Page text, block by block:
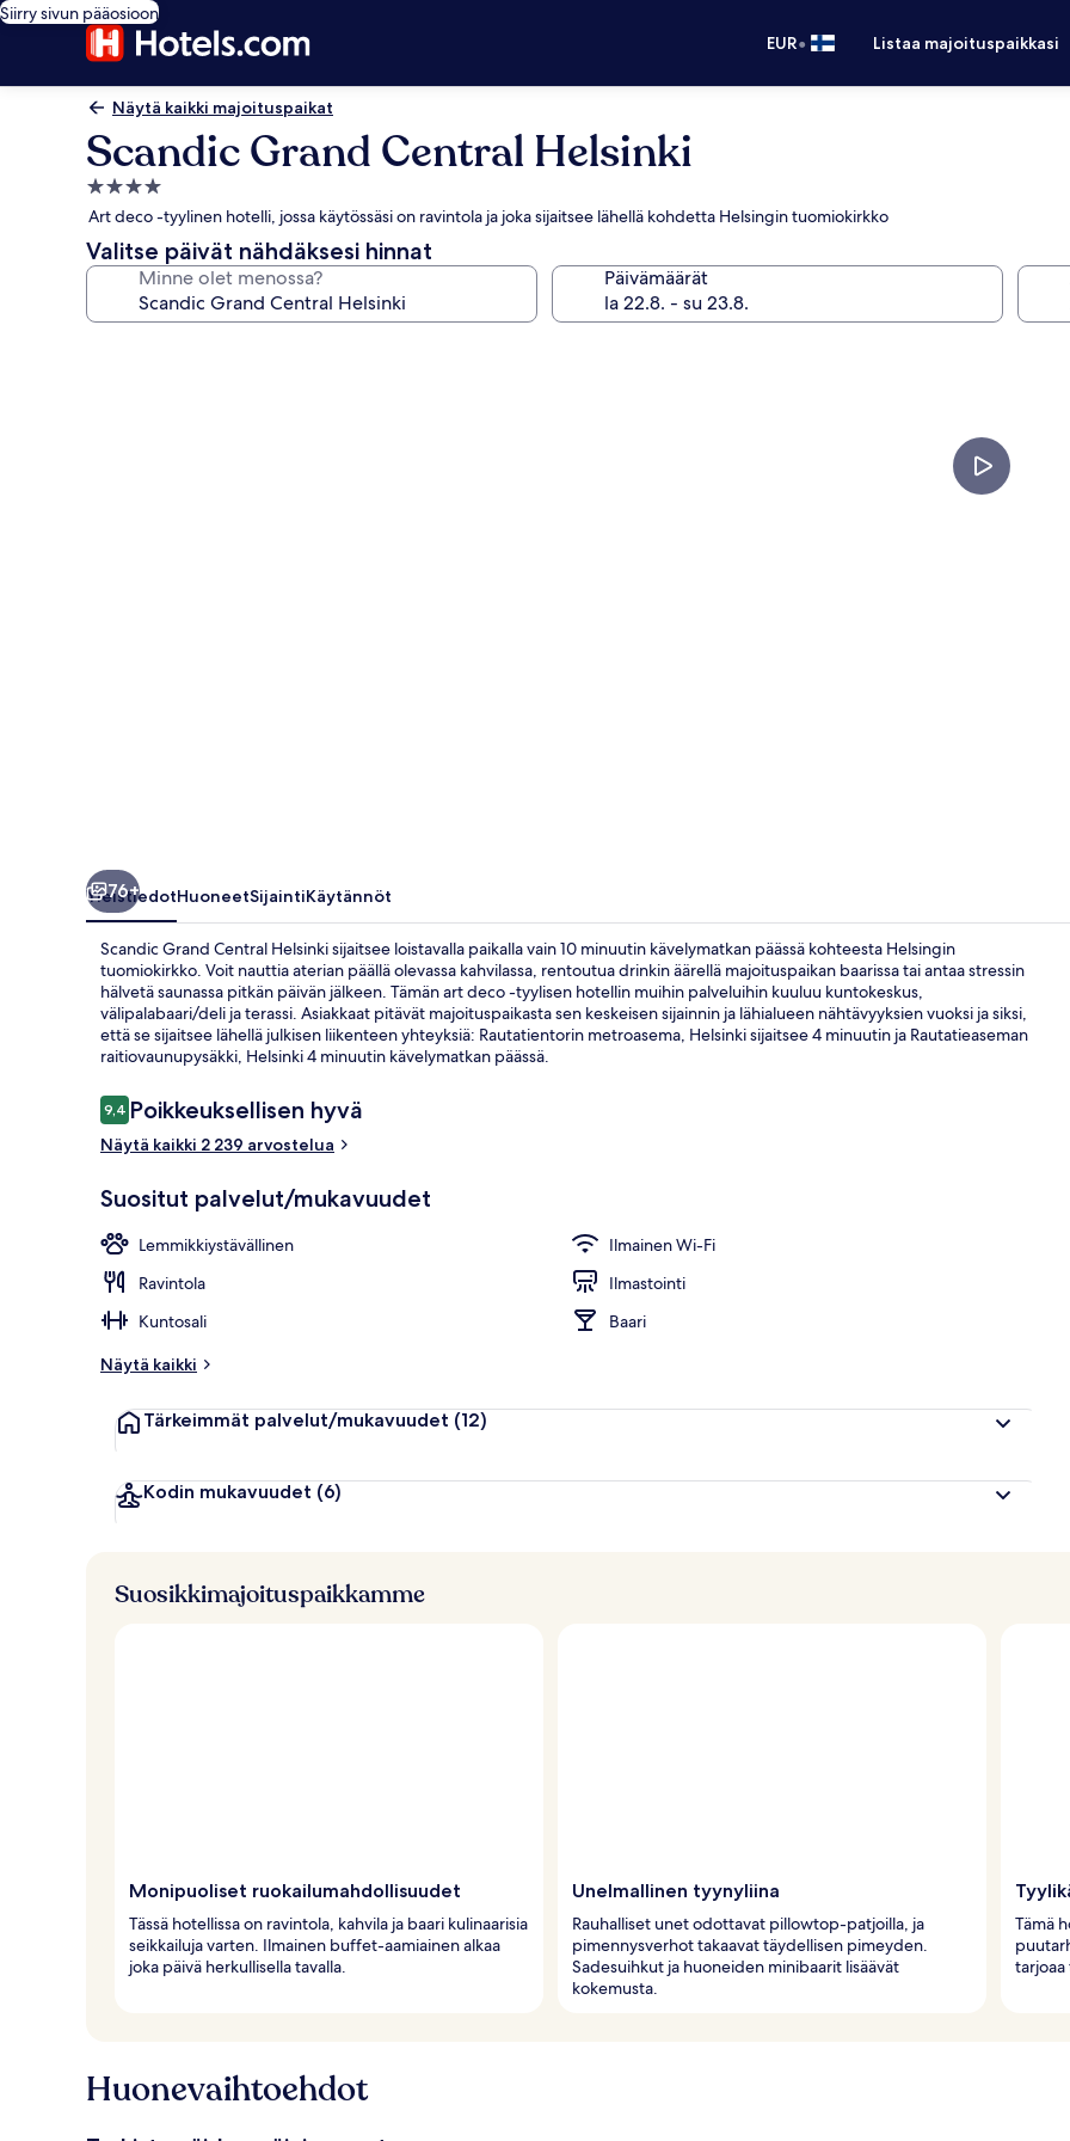
Siirry sivun pääosioon
EUR• Listaa majoituspaikkasi
Näytä kaikki majoituspaikat
Scandic Grand Central Helsinki
4.0
tähden
majoituspaikka
Art deco -tyylinen hotelli, jossa käytössäsi on ravintola ja joka sijaitsee lähellä kohdetta Helsingin tuomiokirkko
Valitse päivät nähdäksesi hinnat
Minne olet menossa? Päivämäärät
Vastaanotto
76+
YleistiedotHuoneetSijaintiKäytännöt
Scandic Grand Central Helsinki sijaitsee loistavalla paikalla vain 10 minuutin kävelymatkan päässä kohteesta Helsingin
tuomiokirkko. Voit nauttia aterian päällä olevassa kahvilassa, rentoutua drinkin äärellä majoituspaikan baarissa tai antaa stressin
hälvetä saunassa pitkän päivän jälkeen. Tämän art deco -tyylisen hotellin muihin palveluihin kuuluu kuntokeskus,
välipalabaari/deli ja terassi. Asiakkaat pitävät majoituspaikasta sen keskeisen sijainnin ja lähialueen nähtävyyksien vuoksi ja siksi,
että se sijaitsee lähellä julkisen liikenteen yhteyksiä: Rautatientorin metroasema, Helsinki sijaitsee 4 minuutin ja Rautatieaseman
raitiovaunupysäkki, Helsinki 4 minuutin kävelymatkan päässä.
Arvostelut
9,49,4 kautta 10.
Poikkeuksellisen hyvä
Näytä kaikki 2 239 arvostelua
Suositut palvelut/mukavuudet
Lemmikkiystävällinen
Ilmainen Wi-Fi
Ravintola
Ilmastointi
Kuntosali
Baari
Näytä kaikki
Tärkeimmät palvelut/mukavuudet (12)
Kodin mukavuudet (6)
Suosikkimajoituspaikkamme
Monipuoliset ruokailumahdollisuudet
Tässä hotellissa on ravintola, kahvila ja baari kulinaarisia
seikkailuja varten. Ilmainen buffet-aamiainen alkaa
joka päivä herkullisella tavalla.
Unelmallinen tyynyliina
Rauhalliset unet odottavat pillowtop-patjoilla, ja
pimennysverhot takaavat täydellisen pimeyden.
Sadesuihkut ja huoneiden minibaarit lisäävät
kokemusta.
Tämä
tarjoaa
Huonevaihtoehdot